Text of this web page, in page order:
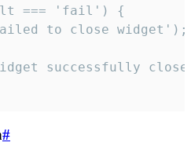
=== 'fail') {
to close widget');
successfully
#